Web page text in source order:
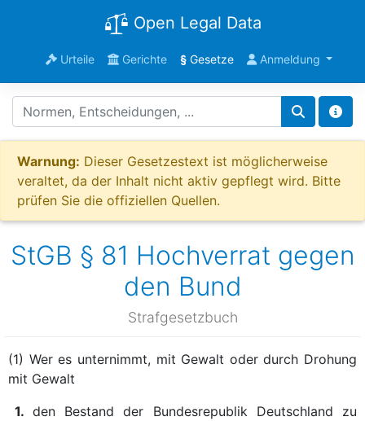
Open Legal Data
Urteile Gerichte §Gesetze Anmeldung
Warnung: Dieser Gesetzestext ist möglicherweise
veraltet, da der Inhalt nicht aktiv gepflegt wird. Bitte
prüfen Sie die offiziellen Quellen.
StGB § 81 Hochverrat gegen
den Bund
Strafgesetzbuch
(1) Wer es unternimmt, mit Gewalt oder durch Drohung
mit Gewalt
1. den Bestand der Bundesrepublik Deutschland zu